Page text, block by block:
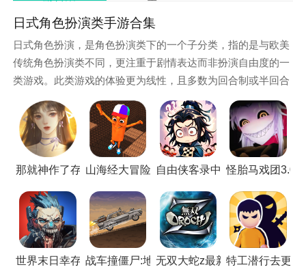
游戏特色
1. 精美画面：游戏采用了高质量的3d画面，为玩家呈
现了一个逼真的战斗世界。各种场景和角色设计都充满
了细节和质感。
日式角色扮演类手游合集
日式角色扮演，是角色扮演类下的一个子分类，指的是与欧美
传统角色扮演类不同，更注重于剧情表达而非扮演自由度的一
类游戏。此类游戏的体验更为线性，且多数为回合制或半回合
制玩法，在亚洲乃至世界都有很多拥趸。小编这里就为大家整
理了一些日式角色扮演类的手游，以供大家下载游玩。
那就神作了存档版山海经大冒险国际版自由侠客录中文版怪胎马戏团3.0
世界末日幸存者僵尸战争最新版
战车撞僵尸:地牢官方版无双大蛇z最新版特工潜行去更新